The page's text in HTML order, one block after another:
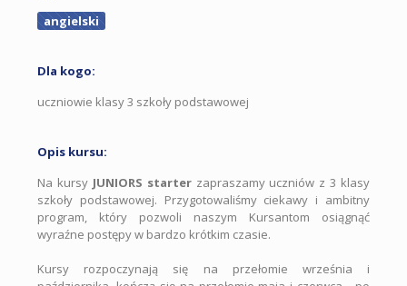
angielski
Dla kogo:
uczniowie klasy 3 szkoły podstawowej
Opis kursu:
Na kursy JUNIORS starterzapraszamy uczniów z 3 klasy
szkoły podstawowej. Przygotowaliśmy ciekawy i ambitny
program, który pozwoli naszym Kursantom osiągnąć
wyraźne postępy w bardzo krótkim czasie.
Kursy rozpoczynają się na przełomie września i